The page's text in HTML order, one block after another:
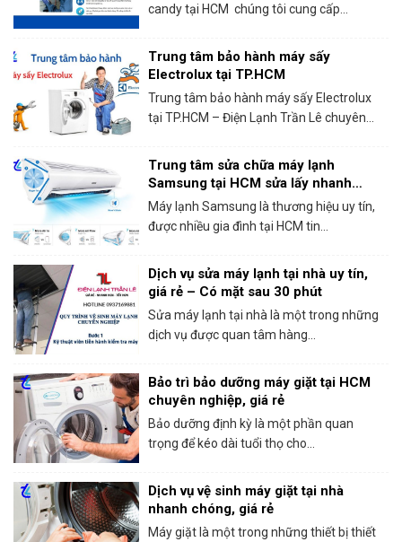
candy tại HCM chúng tôi cung cấp...
Trung tâm bảo hành máy sấy
Electrolux tại TP.HCM
Trung tâm bảo hành máy sấy Electrolux
tại TP.HCM – Điện Lạnh Trần Lê chuyên...
Trung tâm sửa chữa máy lạnh
Samsung tại HCM sửa lấy nhanh
trong ngày
Máy lạnh Samsung là thương hiệu uy tín,
được nhiều gia đình tại HCM tin...
Dịch vụ sửa máy lạnh tại nhà uy tín,
giá rẻ – Có mặt sau 30 phút
Sửa máy lạnh tại nhà là một trong những
dịch vụ được quan tâm hàng...
Bảo trì bảo dưỡng máy giặt tại HCM
chuyên nghiệp, giá rẻ
Bảo dưỡng định kỳ là một phần quan
trọng để kéo dài tuổi thọ cho...
Dịch vụ vệ sinh máy giặt tại nhà
nhanh chóng, giá rẻ
Máy giặt là một trong những thiết bị thiết